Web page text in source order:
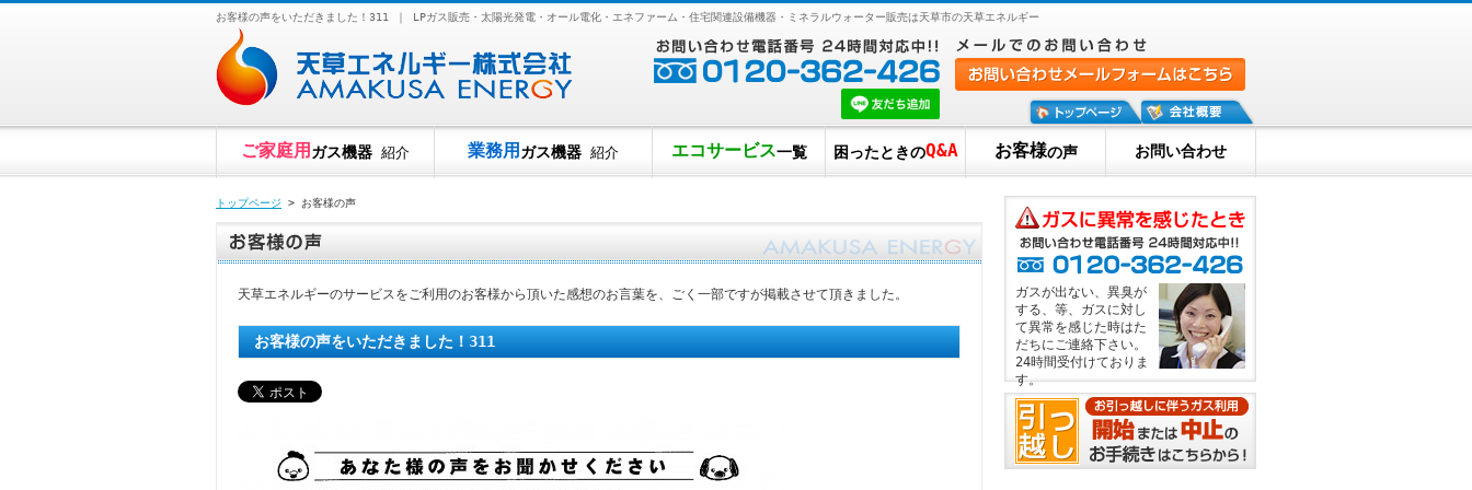
お客様の声をいただきました！311 ｜ LPガス販売・太陽光発電・オール電化・エネファーム・住宅関連設備機器・ミネラルウォーター販売は天草市の天草エネルギー
ご家庭用 ガス機器 紹介 業務用 ガス機器 紹介 エコサービス一覧 困ったときのQ&A お客様の声 お問い合わせ
トップページ > お客様の声
天草エネルギーのサービスをご利用のお客様から頂いた感想のお言葉を、ごく一部ですが掲載させて頂きました。
お客様の声をいただきました！311
ガスが出ない、異臭が
する、等、ガスに対し
て異常を感じた時はた
だちにご連絡下さい。
24時間受付けておりま
す。